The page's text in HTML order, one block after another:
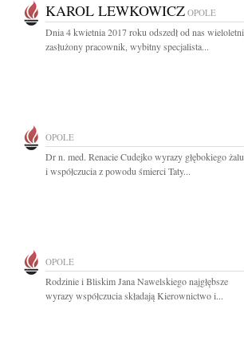
KAROL LEWKOWICZ OPOLE
Dnia 4 kwietnia 2017 roku odszedł od nas wieloletni,
zasłużony pracownik, wybitny specjalista...
OPOLE
Dr n. med. Renacie Cudejko wyrazy głębokiego żalu
i współczucia z powodu śmierci Taty...
OPOLE
Rodzinie i Bliskim Jana Nawelskiego najgłębsze
wyrazy współczucia składają Kierownictwo i...